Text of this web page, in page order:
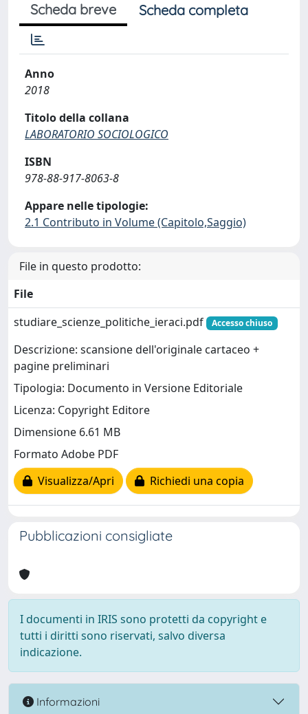
Scheda breve Scheda completa
Anno
2018
Titolo della collana
LABORATORIO SOCIOLOGICO
ISBN
978-88-917-8063-8
Appare nelle tipologie:
2.1 Contributo in Volume (Capitolo,Saggio)
File in questo prodotto:
File
studiare_scienze_politiche_ieraci.pdf
Accesso chiuso
Descrizione: scansione dell'originale cartaceo +
pagine preliminari
Tipologia: Documento in Versione Editoriale
Licenza: Copyright Editore
Dimensione 6.61 MB
Formato Adobe PDF
Visualizza/Apri
Richiedi una copia
Pubblicazioni consigliate
I documenti in IRIS sono protetti da copyright e
tutti i diritti sono riservati, salvo diversa
indicazione.
Informazioni